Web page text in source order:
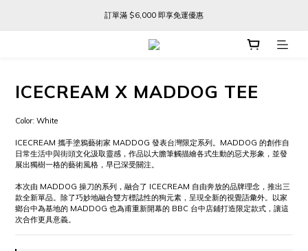
訂單滿 $6,000 即享免運優惠
訂單滿 $6,000 即享免運優惠
FREE SHIPPING ON ORDERS OVER $6,000
ICECREAM X MADDOG TEE
Color: White
ICECREAM 攜手塗鴉藝術家 MADDOG 發表台灣限定系列。MADDOG 的創作自
日常生活中與街頭文化汲取靈感，作品以大膽筆觸描繪各式生動的惡犬形象，並發
展出獨樹一格的藝術風格，早已深受關注。
本次由 MADDOG 操刀的系列，融合了 ICECREAM 自由奔放的品牌理念，推出三
款全新單品。除了巧妙地融合雙方標誌性的狗元素，呈現全新的視覺語彙外。以家
鄉台中為基地的 MADDOG 也為甫重新開幕的 BBC 台中店鋪打造限定款式，讓這
次合作更具意義。